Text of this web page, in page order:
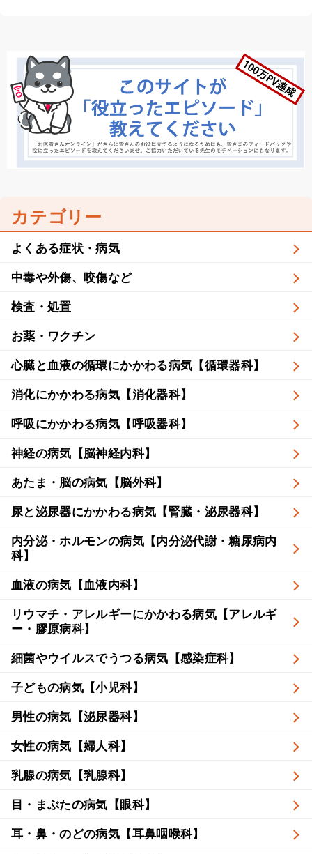
カテゴリー
よくある症状・病気
中毒や外傷、咬傷など
検査・処置
お薬・ワクチン
心臓と血液の循環にかかわる病気【循環器科】
消化にかかわる病気【消化器科】
呼吸にかかわる病気【呼吸器科】
神経の病気【脳神経内科】
あたま・脳の病気【脳外科】
尿と泌尿器にかかわる病気【腎臓・泌尿器科】
内分泌・ホルモンの病気【内分泌代謝・糖尿病内
科】
血液の病気【血液内科】
リウマチ・アレルギーにかかわる病気【アレルギ
ー・膠原病科】
細菌やウイルスでうつる病気【感染症科】
子どもの病気【小児科】
男性の病気【泌尿器科】
女性の病気【婦人科】
乳腺の病気【乳腺科】
目・まぶたの病気【眼科】
耳・鼻・のどの病気【耳鼻咽喉科】